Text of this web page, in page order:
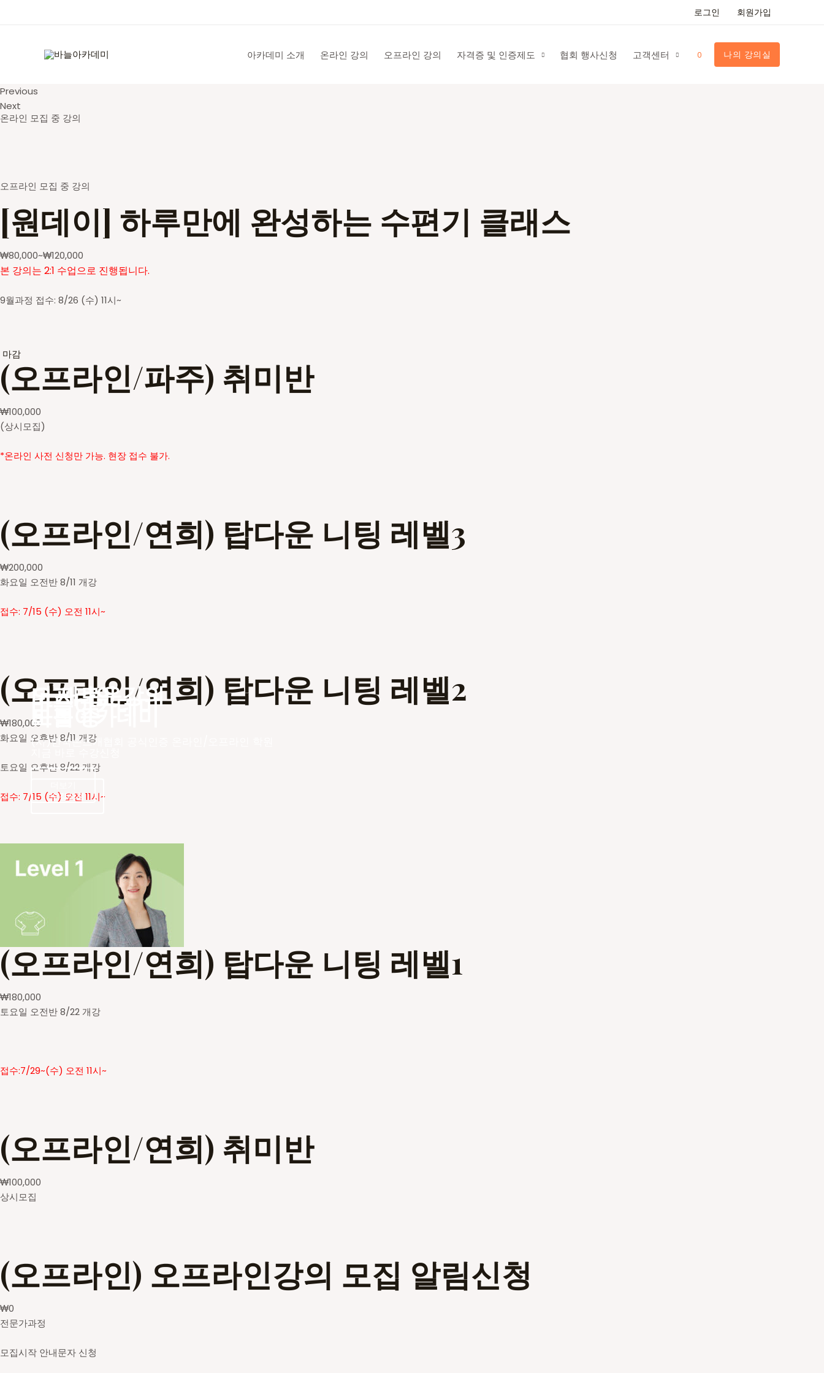
뛰
기
로그인 회원가입
아카데미 소개 온라인 강의 오프라인 강의 자격증 및 인증제도 협회 행사신청 고객센터 0 나의 강의실
바늘아카데미
(사)한국손뜨개협회 공식인증 온라인/오프라인 학원
더 새로운
바늘아카데미
수강신청
오프라인 강의
모집 중
수강신청
Previous
Next
온라인 모집 중 강의
오프라인 모집 중 강의
[원데이] 하루만에 완성하는 수편기 클래스
₩80,000~₩120,000
본 강의는 2:1 수업으로 진행됩니다.
9월과정 접수: 8/26 (수) 11시~
마감
(오프라인/파주) 취미반
₩100,000
(상시모집)
*온라인 사전 신청만 가능. 현장 접수 불가.
(오프라인/연희) 탑다운 니팅 레벨3
₩200,000
화요일 오전반 8/11 개강
접수: 7/15 (수) 오전 11시~
(오프라인/연희) 탑다운 니팅 레벨2
₩180,000
화요일 오후반 8/11 개강
토요일 오후반 8/22 개강
접수: 7/15 (수) 오전 11시~
(오프라인/연희) 탑다운 니팅 레벨1
₩180,000
토요일 오전반 8/22 개강
접수:7/29~(수) 오전 11시~
(오프라인/연희) 취미반
₩100,000
상시모집
(오프라인) 오프라인강의 모집 알림신청
₩0
전문가과정
모집시작 안내문자 신청